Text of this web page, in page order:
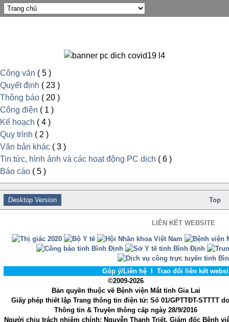
Công văn ( 5 )
Quyết định ( 23 )
Thông báo ( 20 )
Công điện ( 1 )
Kế hoạch ( 4 )
Quy trình ( 2 )
Văn bản khác ( 3 )
Tin tức, hình ảnh và các hoạt động PC dịch ( 6 )
Báo cáo ( 5 )
Desktop Version Top
LIÊN KẾT WEBSITE
Góp ý/Liên hệ l
Trao đổi liên kết
©2009-2026
Bản quyền thuộc về Bệnh viện Mắt tỉnh Gia Lai
Giấy phép thiết lập Trang thông tin điện tử: Số 01/GPTTĐT-STTTT
Thông tin & Truyền thông cấp ngày 28/9/2016
Người chịu trách nhiệm chính: Nguyễn Thanh Triết, Giám đốc Bệnh